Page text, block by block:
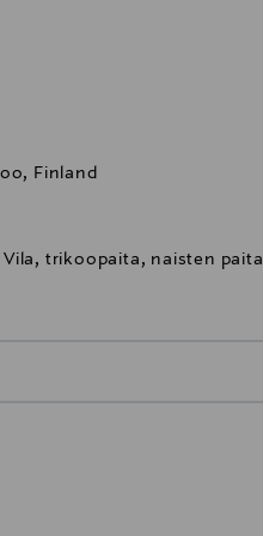
Finland
trikoopaita, naisten paita